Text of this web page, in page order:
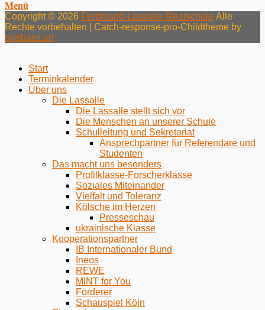
Menü
Copyright © 2026 Ferdinand-Lassalle-Realschule Alle
Rechte vorbehalten | Catch-response-pro-Childtheme by
bierbass.art
Start
Terminkalender
Über uns
Die Lassalle
Die Lassalle stellt sich vor
Die Menschen an unserer Schule
Schulleitung und Sekretariat
Ansprechpartner für Referendare und
Studenten
Das macht uns besonders
Profilklasse-Forscherklasse
Soziales Miteinander
Vielfalt und Toleranz
Kölsche im Herzen
Presseschau
ukrainische Klasse
Kooperationspartner
IB Internationaler Bund
Ineos
REWE
MINT for You
Förderer
Schauspiel Köln